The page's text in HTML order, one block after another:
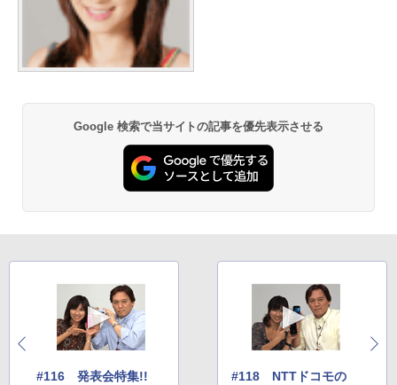
Google 検索で当サイトの記事を優先表示させる
#116 発表会特集!!
#118 NTTドコモの